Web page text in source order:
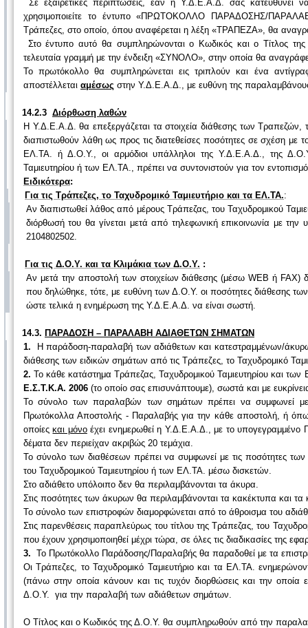
Σε εξαιρετικές περιπτώσεις, εάν η Υ.Δ.Ε.Α.Δ. σας
χρησιμοποιείτε το έντυπο «ΠΡΩΤΟΚΟΛΛΟ ΠΑΡΑΔΟΣΗΣ/
Τράπεζες, στο οποίο, όπου αναφέρεται η λέξη «ΤΡΑΠΕΖΑ», θα
Στο έντυπο αυτό θα συμπληρώνονται ο Κωδικός και ο Τίτλος
τελευταία γραμμή με την ένδειξη «ΣΥΝΟΛΟ», στην οποία θα
Το πρωτόκολλο θα συμπληρώνεται εις τριπλούν και ένα
αποστέλλεται αμέσως στην Υ.Δ.Ε.Α.Δ., με ευθύνη της
14.2.3 Διόρθωση λαθών
Η Υ.Δ.Ε.Α.Δ. θα επεξεργάζεται τα στοιχεία διάθεσης των
διαπιστωθούν λάθη ως προς τις διατεθείσες ποσότητες σε σχέση με
ΕΛ.ΤΑ. ή Δ.Ο.Υ., οι αρμόδιοι υπάλληλοι της Υ.Δ.Ε.Α.Δ., της
Ταμιευτηρίου ή των ΕΛ.ΤΑ., πρέπει να συντονιστούν για τον
Ειδικότερα:
Για τις Τράπεζες, το Ταχυδρομικό Ταμιευτήριο και τα ΕΛ.ΤΑ.:
Αν διαπιστωθεί λάθος από μέρους Τράπεζας, του Ταχυδρομικού
διόρθωσή του θα γίνεται μετά από τηλεφωνική επικοινωνία με
2104802502.
Για τις Δ.Ο.Υ. και τα Κλιμάκια των Δ.Ο.Υ. :
Αν μετά την αποστολή των στοιχείων διάθεσης (μέσωWEB ή FAX)
που δηλώθηκε, τότε, με ευθύνη των Δ.Ο.Υ. οι ποσότητες διάθεσης
ώστε τελικά η ενημέρωση της Υ.Δ.Ε.Α.Δ. να είναι σωστή.
14.3. ΠΑΡΑΔΟΣΗ – ΠΑΡΑΛΑΒΗ ΑΔΙΑΘΕΤΩΝ ΣΗΜΑΤΩΝ
1. Η παράδοση-παραλαβή των αδιάθετων και κατεστραμμένων/
διάθεσης των ειδικών σημάτων από τις Τράπεζες, το Ταχυδρομικό
2. Το κάθε κατάστημα Τράπεζας, Ταχυδρομικού Ταμιευτηρίου και
Ε.Σ.Τ.Κ.Α. 2006 (το οποίο σας επισυνάπτουμε), σωστά και με
Το σύνολο των παραλαβών των σημάτων πρέπει να συμφωνεί
Πρωτόκολλα Αποστολής - Παραλαβής για την κάθε αποστολή, ή
οποίεςκαι μόνοέχει ενημερωθεί η Υ.Δ.Ε.Α.Δ., με το υπογεγραμμένο
δέματα δεν περιείχαν ακριβώς 20 τεμάχια.
Το σύνολο των διαθέσεων πρέπει να συμφωνεί με τις ποσότητες
του Ταχυδρομικού Ταμιευτηρίου ή των ΕΛ.ΤΑ. μέσω δισκετών.
Στο αδιάθετο υπόλοιπο δεν θα περιλαμβάνονται τα άκυρα.
Στις ποσότητες των άκυρων θα περιλαμβάνονται τα κακέκτυπα και τα
Το σύνολο των επιστροφών διαμορφώνεται από το άθροισμα του
Στις παρενθέσεις παραπλεύρως του τίτλου της Τράπεζας, του
που έχουν χρησιμοποιηθεί μέχρι τώρα, σε όλες τις διαδικασίες της
3. Το Πρωτόκολλο Παράδοσης/Παραλαβής θα παραδοθεί με τα
Οι Τράπεζες, το Ταχυδρομικό Ταμιευτήριο και τα ΕΛ.ΤΑ.
(πάνω στην οποία κάνουν και τις τυχόν διορθώσεις και την
Δ.Ο.Υ. για την παραλαβή των αδιάθετων σημάτων.
Ο Τίτλος και ο Κωδικός της Δ.Ο.Υ. θα συμπληρωθούν από την